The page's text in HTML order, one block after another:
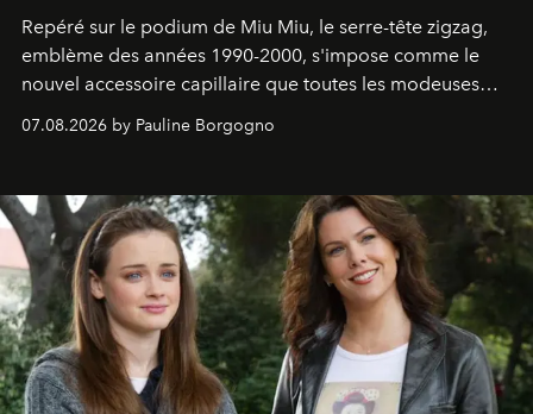
Repéré sur le podium de Miu Miu, le serre-tête zigzag,
emblème des années 1990-2000, s'impose comme le
nouvel accessoire capillaire que toutes les modeuses
07.08.2026 by Pauline Borgogno